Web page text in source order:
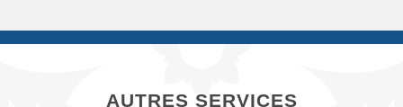
AUTRES SERVICES